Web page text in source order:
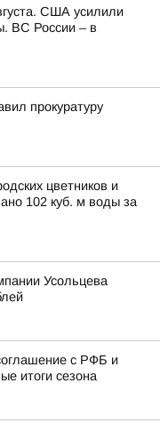
США усилили
ВС России – в
прокуратуру
цветников и
102 куб. м воды за
Усольцева
с РФБ и
итоги сезона